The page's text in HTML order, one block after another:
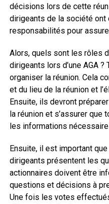
décisions lors de cette
dirigeants de la société ont
responsabilités pour
Alors, quels sont les rôles
dirigeants lors d’une AGA ?
organiser la réunion. Cela
et du lieu de la réunion et
Ensuite, ils devront
la réunion et s’assurer
les informations
Ensuite, il est important
dirigeants présentent les
actionnaires doivent être
questions et décisions à
Une fois les votes